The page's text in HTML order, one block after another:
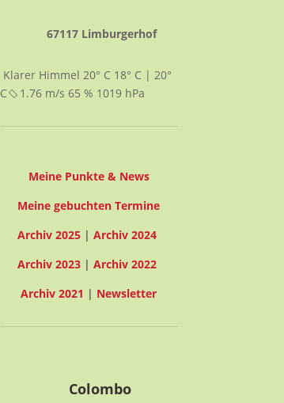
67117 Limburgerhof
Klarer Himmel 20° C 18° C | 20°
C
1.76 m/s 65% 1019 hPa
Meine Punkte & News
Meine gebuchten Termine
Archiv 2025 |Archiv 2024
Archiv 2023 |Archiv 2022
Archiv 2021 | Newsletter
Colombo